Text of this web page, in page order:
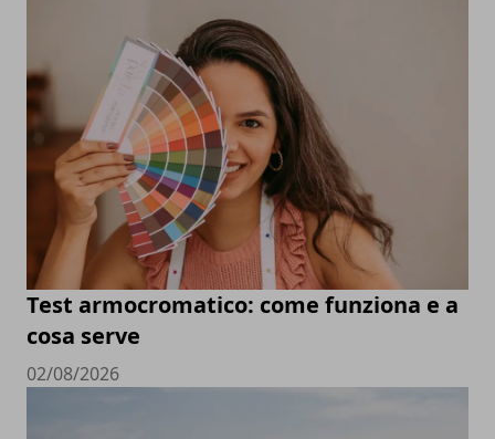
Test armocromatico: come funziona e a
cosa serve
02/08/2026